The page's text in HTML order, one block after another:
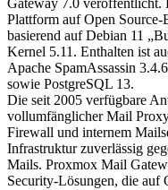
Plattform auf Open Source-
basierend auf Debian 11
Kernel 5.11. Enthalten ist
Apache SpamAssassin
sowie PostgreSQL 13.
Die seit 2005 verfügbare
vollumfänglicher Mail
Firewall und internem
Infrastruktur zuverlässig
Mails. Proxmox Mail
Security-Lösungen, die auf